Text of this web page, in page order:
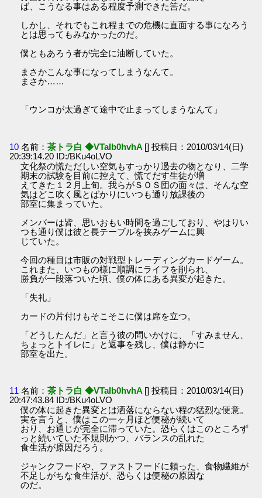
ば、こうなる事はある程度予測できた筈だ。
しかし、それでもこれ程までの危機に直面する事になろう
とは思ってもみなかったのだ。
僕ともあろう者が完全に油断していた。
まさかこんな事になってしまうなんて。
まさか……
「ウンコが太過ぎて途中で止まってしまうなんて」
10 名前：茶トラ白 ◆VTaIb0hvhA [] 投稿日：2010/03/14(日)
20:39:14.20 ID:/BKu4oLVO
文化祭の慌ただしい空気もすっかり過去の物となり、二学
期末の試験を目前に控えて、慌てだす生徒が増
えてきた１２月上旬。我らがＳＯＳ団の面々は、そんな空
気はどこ吹く風とばかりにいつも通り放課後の
部室に集まっていた。
メンバーは皆、思いおもい時間を過ごしており、やはりい
つも通り僕は彼と長テーブルを挟みゲームに興
じていた。
今回の種目は市販の対戦型トレーディングカードゲーム。
これまた、いつもの様に順調にライフを削られ、
勝負が一段落ついた頃、僕の体にある異変が起きた。
「失礼」
カードの片付けもそこそこに僕は席を立つ。
「どうしたんだ」と言う彼の問いかけに、「すみません、
ちょっとトイレに」と返事を残し、僕は静かに
部室を出た。
11 名前：茶トラ白 ◆VTaIb0hvhA [] 投稿日：2010/03/14(日)
20:47:43.84 ID:/BKu4oLVO
僕の体に起きた異変とは洒落にならない程の猛烈な便意。
実を言うと、僕はこの一ヶ月ほど便秘が続いて
おり、お通じが完全に滞っていた。恐らくはこのところず
っと続いていた不規則かつ、バランスの乱れた
食生活が原因だろう。
ジャンクフードや、ファストフードに頼った、食物繊維が
不足しがちな食生活が、恐らくは便秘の原因な
のだ。